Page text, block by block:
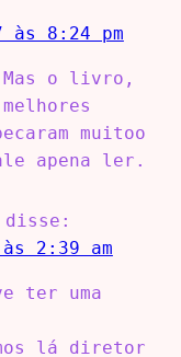
às 8:24 pm
Mas o livro,
muitoo
apena ler.
disse:
2:39 am
ter uma
lá diretor